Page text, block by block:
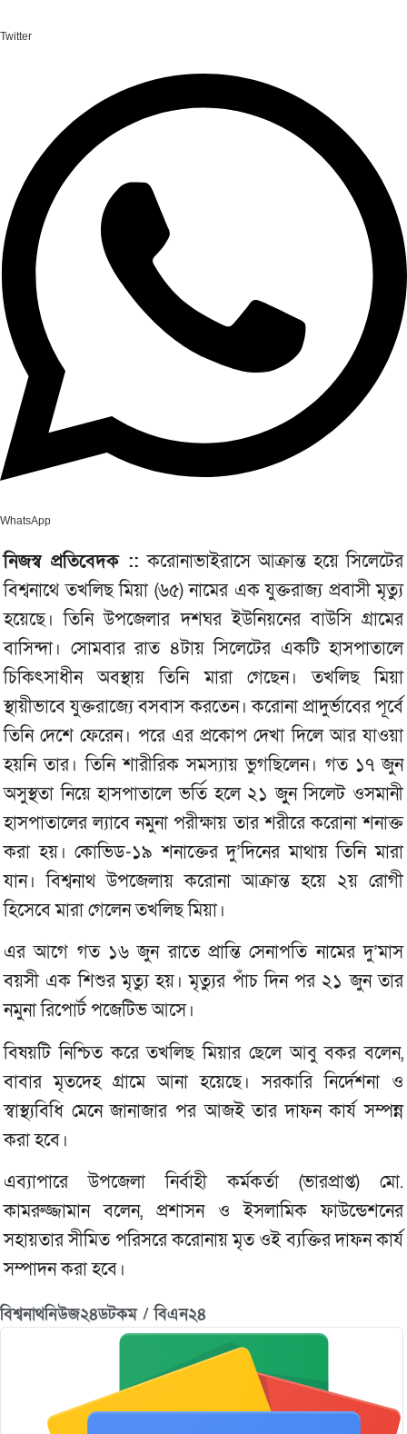
Twitter
WhatsApp
নিজস্ব প্রতিবেদক :: করোনাভাইরাসে আক্রান্ত হয়ে সিলেটের
বিশ্বনাথে তখলিছ মিয়া (৬৫) নামের এক যুক্তরাজ‌্য প্রবাসী মৃত্যু
হয়েছে। তিনি উপজেলার দশঘর ইউনিয়নের বাউসি গ্রামের
বাসিন্দা। সোমবার রাত ৪টায় সিলেটের একটি হাসপাতালে
চিকিৎসাধীন অবস্থায় তিনি মারা গেছেন। তখলিছ মিয়া
স্থায়ীভাবে যুক্তরাজ্যে বসবাস করতেন। করোনা প্রাদুর্ভাবের পূর্বে
তিনি দেশে ফেরেন। পরে এর প্রকোপ দেখা দিলে আর যাওয়া
হয়নি তার। তিনি শারীরিক সমস্যায় ভুগছিলেন। গত ১৭ জুন
অসুস্থতা নিয়ে হাসপাতালে ভর্তি হলে ২১ জুুন সিলেট ওসমানী
হাসপাতালের ল্যাবে নমুনা পরীক্ষায় তার শরীরে করোনা শনাক্ত
করা হয়। কোভিড-১৯ শনাক্তের দু’দিনের মাথায় তিনি মারা
যান। বিশ্বনাথ উপজেলায় করোনা আক্রান্ত হয়ে ২য় রোগী
হিসেবে মারা গেলেন তখলিছ মিয়া।
এর আগে গত ১৬ জুন রাতে প্রান্তি সেনাপতি নামের দু’মাস
বয়সী এক শিশুর মৃত্যু হয়। মৃত্যুর পাঁচ দিন পর ২১ জুন তার
নমুনা রিপোর্ট পজেটিভ আসে।
বিষয়টি নিশ্চিত করে তখলিছ মিয়ার ছেলে আবু বকর বলেন,
বাবার মৃতদেহ গ্রামে আনা হয়েছে। সরকারি নির্দেশনা ও
স্বাস্থ্যবিধি মেনে জানাজার পর আজই তার দাফন কার্য সম্পন্ন
করা হবে।
এব‌্যাপারে উপজেলা নির্বাহী কর্মকর্তা (ভারপ্রাপ্ত) মো.
কামরুজ্জামান বলেন, প্রশাসন ও ইসলামিক ফাউন্ডেশনের
সহায়তার সীমিত পরিসরে করোনায় মৃত ওই ব্যক্তির দাফন কার্য
সম্পাদন করা হবে।
বিশ্বনাথনিউজ২৪ডটকম / বিএন২৪